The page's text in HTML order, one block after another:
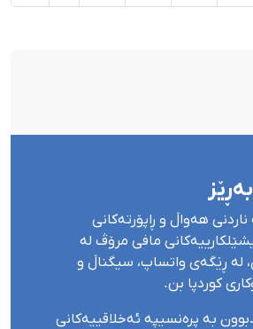
هەواڵ و ڕاپۆرتەکانی
مافی مرۆڤ لە
لە ڕێگەی واتساپ، سیگناڵ و
کوردپا بن.
بە پرەنسیپە ئەخلاقییەکانی